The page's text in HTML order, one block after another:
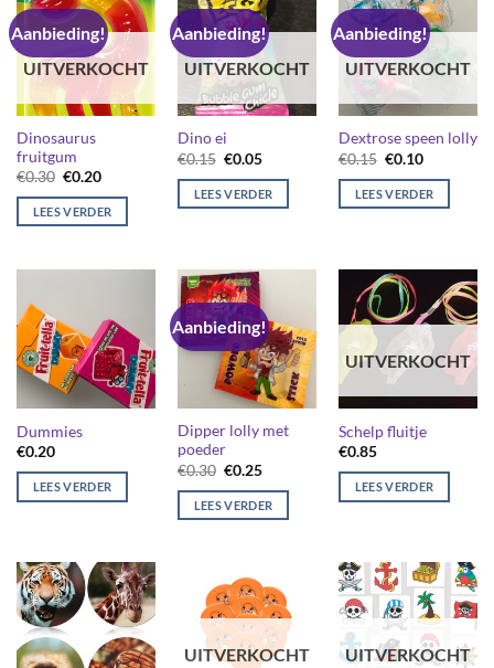
Aanbieding!
UITVERKOCHT
Dinosaurus
fruitgum
€0.30 Oorspronkelijke
was:
€0.30.
€0.20Huidige
is:
€0.20.
LEES VERDER
Aanbieding!
UITVERKOCHT
Dino ei
€0.15 Oorspronkelijke
was:
€0.15.
€0.05Huidige
is:
€0.05.
LEES VERDER
Aanbieding!
UITVERKOCHT
Dextrose speen lolly
€0.15 Oorspronkelijke
was:
€0.15.
€0.10Huidige
is:
€0.10.
LEES VERDER
Dummies
€0.20
LEES VERDER
Aanbieding!
Dipper lolly met
poeder
€0.30 Oorspronkelijke
was:
€0.30.
€0.25Huidige
is:
€0.25.
LEES VERDER
UITVERKOCHT
Schelp fluitje
€0.85
LEES VERDER
UITVERKOCHT UITVERKOCHT